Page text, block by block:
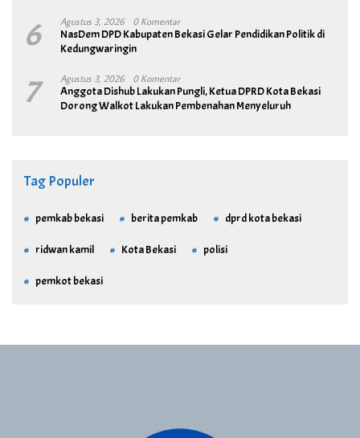
6 Agustus 3, 2026 0 Komentar
NasDem DPD Kabupaten Bekasi Gelar Pendidikan Politik di
Kedungwaringin
7 Agustus 3, 2026 0 Komentar
Anggota Dishub Lakukan Pungli, Ketua DPRD Kota Bekasi
Dorong Walkot Lakukan Pembenahan Menyeluruh
Tag Populer
pemkab bekasi berita pemkab dprd kota bekasi
ridwan kamil Kota Bekasi polisi
pemkot bekasi